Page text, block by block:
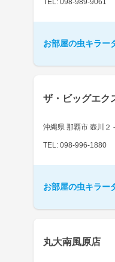
お部屋の虫キラー
ザ・ビッグエク
沖縄県 那覇市 壺川２
TEL: 098-996-1880
お部屋の虫キラー
丸大南風原店